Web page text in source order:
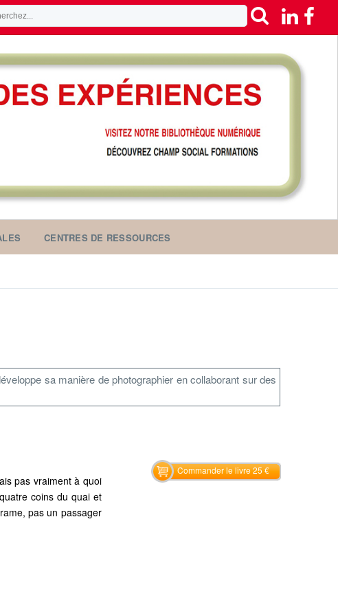
CENTRES DE RESSOURCES
sa manière de photographier en collaborant sur des
pas vraiment à quoi
coins du quai et
pas un passager
Commander le livre 25 €